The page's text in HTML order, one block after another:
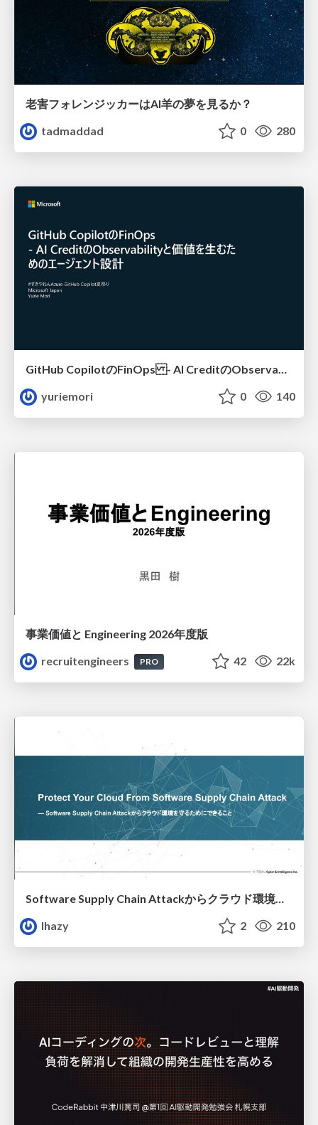
老害フォレンジッカーはAI羊の夢を見るか？
tadmaddad
0 280
yuriemori
0 140
事業価値と Engineering 2026年度版
recruitengineers
PRO 42 22k
Software Supply Chain Attackからクラウド環境を守るためにできること
lhazy
2 210